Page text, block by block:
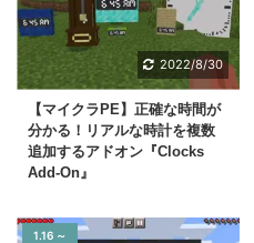
2022/8/30
【マイクラPE】正確な時間が
分かる！リアルな時計を複数
追加するアドオン『Clocks
Add-On』
1.16 ～